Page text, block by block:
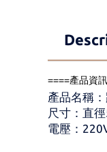
====產品資
產品名稱
尺寸：直
電壓：